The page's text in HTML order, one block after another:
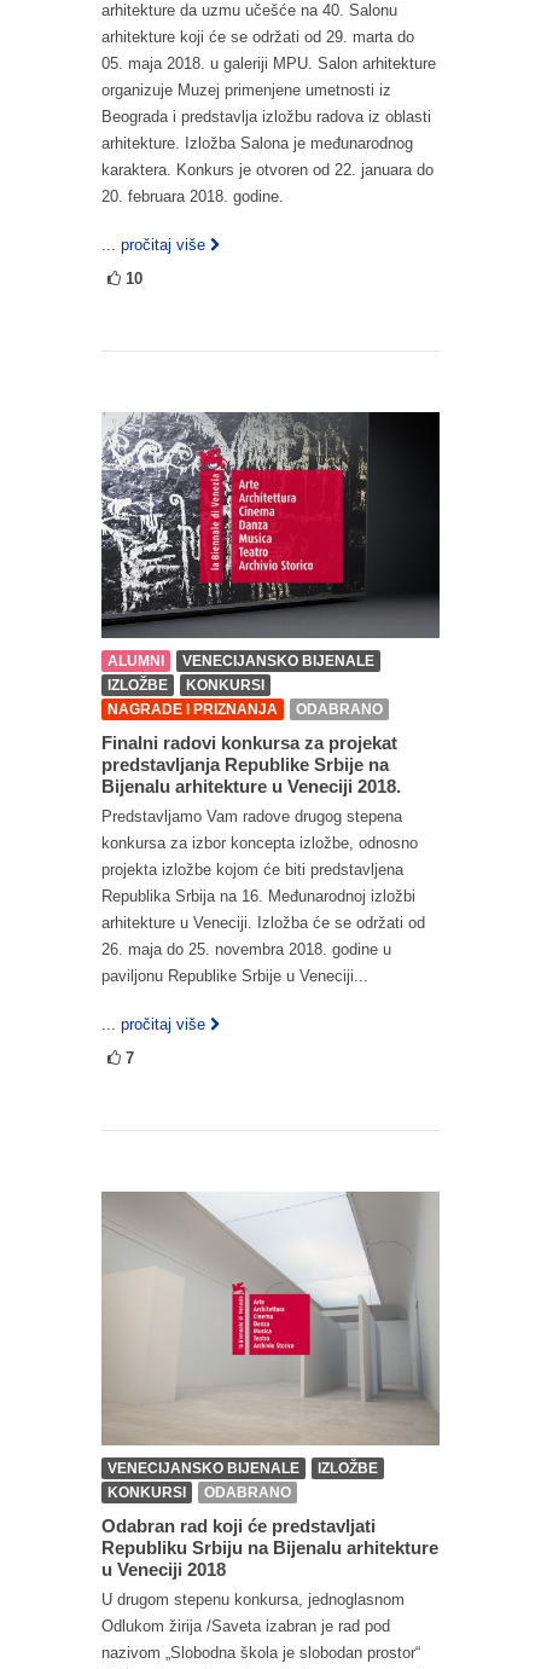
arhitekture da uzmu učešće na 40. Salonu
arhitekture koji će se održati od 29. marta do
05. maja 2018. u galeriji MPU. Salon arhitekture
organizuje Muzej primenjene umetnosti iz
Beograda i predstavlja izložbu radova iz oblasti
arhitekture. Izložba Salona je međunarodnog
karaktera. Konkurs je otvoren od 22. januara do
20. februara 2018. godine.
... pročitaj više
10
ALUMNI
VENECIJANSKO BIJENALE
IZLOŽBE
KONKURSI
NAGRADE I PRIZNANJA
ODABRANO
Finalni radovi konkursa za projekat
predstavljanja Republike Srbije na
Bijenalu arhitekture u Veneciji 2018.
Predstavljamo Vam radove drugog stepena
konkursa za izbor koncepta izložbe, odnosno
projekta izložbe kojom će biti predstavljena
Republika Srbija na 16. Međunarodnoj izložbi
arhitekture u Veneciji. Izložba će se održati od
26. maja do 25. novembra 2018. godine u
paviljonu Republike Srbije u Veneciji...
... pročitaj više
7
VENECIJANSKO BIJENALE
IZLOŽBE
KONKURSI
ODABRANO
Odabran rad koji će predstavljati
Republiku Srbiju na Bijenalu arhitekture
u Veneciji 2018
U drugom stepenu konkursa, jednoglasnom
Odlukom žirija /Saveta izabran je rad pod
nazivom „Slobodna škola je slobodan prostor“